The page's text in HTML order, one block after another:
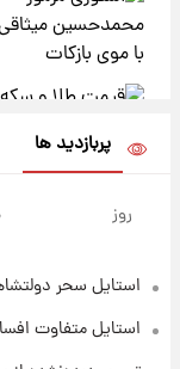
پربازدید ها
روز
استایل سحر
استایل متفاوت افسانه بایگان